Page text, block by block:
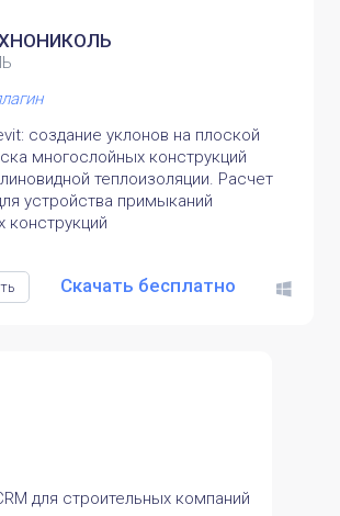
создание уклонов на плоской
многослойных конструкций
теплоизоляции. Расчет
устройства примыканий
конструкций
Скачать бесплатно
для строительных компаний